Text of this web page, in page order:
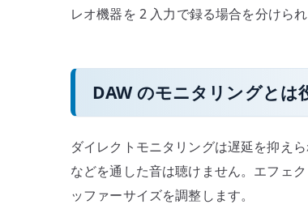
レオ機器を 2 入力で録る場合を分けられ
DAW のモニタリングとは
ダイレクトモニタリングは遅延を抑え
などを通した音は聴けません。エフェ
ッファーサイズを調整します。